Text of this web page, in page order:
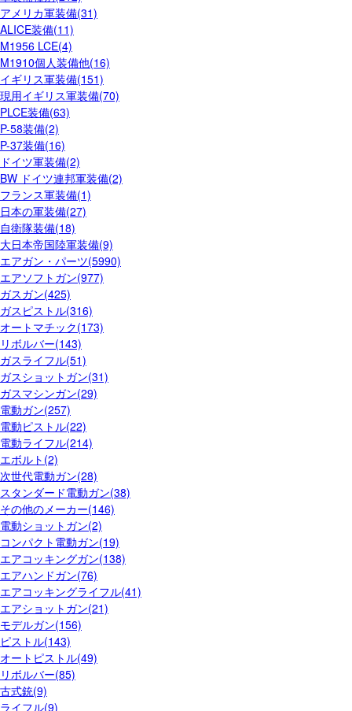
アメリカ軍装備(31)
ALICE装備(11)
M1956 LCE(4)
M1910個人装備他(16)
イギリス軍装備(151)
現用イギリス軍装備(70)
PLCE装備(63)
P-58装備(2)
P-37装備(16)
ドイツ軍装備(2)
BW ドイツ連邦軍装備(2)
フランス軍装備(1)
日本の軍装備(27)
自衛隊装備(18)
大日本帝国陸軍装備(9)
エアガン・パーツ(5990)
エアソフトガン(977)
ガスガン(425)
ガスピストル(316)
オートマチック(173)
リボルバー(143)
ガスライフル(51)
ガスショットガン(31)
ガスマシンガン(29)
電動ガン(257)
電動ピストル(22)
電動ライフル(214)
エボルト(2)
次世代電動ガン(28)
スタンダード電動ガン(38)
その他のメーカー(146)
電動ショットガン(2)
コンパクト電動ガン(19)
エアコッキングガン(138)
エアハンドガン(76)
エアコッキングライフル(41)
エアショットガン(21)
モデルガン(156)
ピストル(143)
オートピストル(49)
リボルバー(85)
古式銃(9)
ライフル(9)